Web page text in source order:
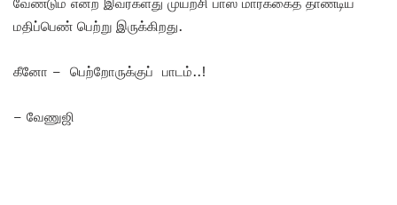
மதிப்பெண் பெற்று இருக்கிறது.
கீனோ – பெற்றோருக்குப் பாடம்..!
– வேணுஜி